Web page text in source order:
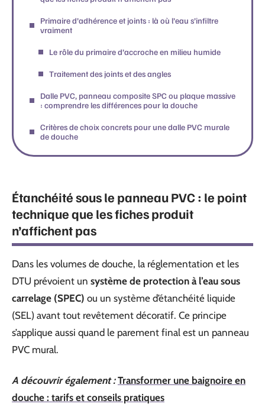
Primaire d’adhérence et joints : là où l’eau s’infiltre
vraiment
Le rôle du primaire d’accroche en milieu humide
Traitement des joints et des angles
Dalle PVC, panneau composite SPC ou plaque massive
: comprendre les différences pour la douche
Critères de choix concrets pour une dalle PVC murale
de douche
Étanchéité sous le panneau PVC : le point
technique que les fiches produit
n’affichent pas
Dans les volumes de douche, la réglementation et les
DTU prévoient un système de protection à l’eau sous
carrelage (SPEC) ou un système d’étanchéité liquide
(SEL) avant tout revêtement décoratif. Ce principe
s’applique aussi quand le parement final est un panneau
PVC mural.
A découvrir également : Transformer une baignoire en
douche : tarifs et conseils pratiques